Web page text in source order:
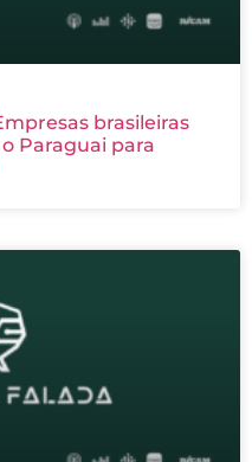
brasileiras
Paraguai para